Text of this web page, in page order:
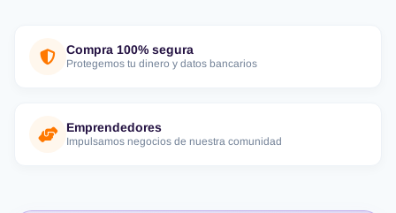
Compra 100% segura
Protegemos tu dinero y datos bancarios
Emprendedores
Impulsamos negocios de nuestra comunidad